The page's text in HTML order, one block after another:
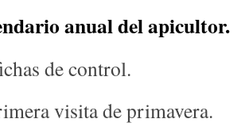
anual del apicultor.
de control.
visita de primavera.